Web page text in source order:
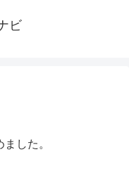
ビ
した。